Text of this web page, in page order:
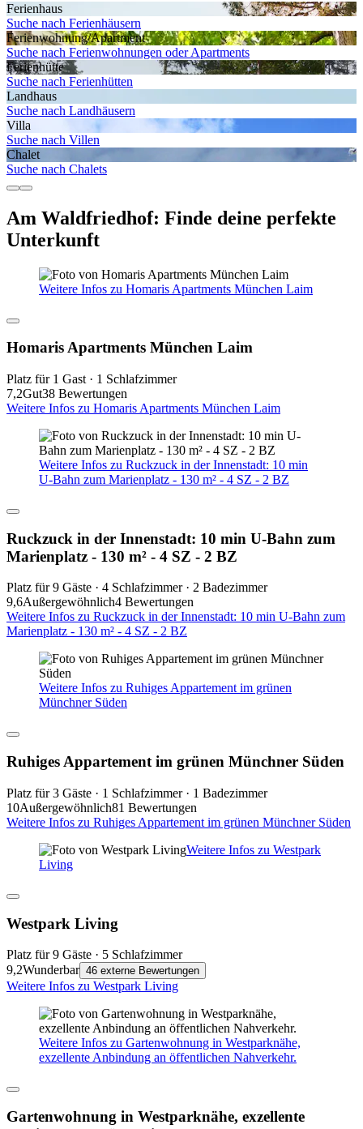
Ferienhaus
Suche nach Ferienhäusern
Ferienwohnung/Apartment
Suche nach Ferienwohnungen oder Apartments
Ferienhütte
Suche nach Ferienhütten
Landhaus
Suche nach Landhäusern
Villa
Suche nach Villen
Chalet
Suche nach Chalets
Am Waldfriedhof: Finde deine perfekte
Unterkunft
Weitere Infos zu Homaris Apartments München Laim
Homaris Apartments München Laim
Platz für 1 Gast · 1 Schlafzimmer
7,2Gut38 Bewertungen
Weitere Infos zu Homaris Apartments München Laim
Weitere Infos zu Ruckzuck in der Innenstadt: 10 min
U-Bahn zum Marienplatz - 130 m² - 4 SZ - 2 BZ
Ruckzuck in der Innenstadt: 10 min U-Bahn zum
Marienplatz - 130 m² - 4 SZ - 2 BZ
Platz für 9 Gäste · 4 Schlafzimmer · 2 Badezimmer
9,6Außergewöhnlich4 Bewertungen
Weitere Infos zu Ruckzuck in der Innenstadt: 10 min U-Bahn zum
Marienplatz - 130 m² - 4 SZ - 2 BZ
Weitere Infos zu Ruhiges Appartement im grünen
Münchner Süden
Ruhiges Appartement im grünen Münchner Süden
Platz für 3 Gäste · 1 Schlafzimmer · 1 Badezimmer
10Außergewöhnlich81 Bewertungen
Weitere Infos zu Ruhiges Appartement im grünen Münchner Süden
Weitere Infos zu Westpark
Living
Westpark Living
Platz für 9 Gäste · 5 Schlafzimmer
9,2Wunderbar 46 externe Bewertungen
Weitere Infos zu Westpark Living
Weitere Infos zu Gartenwohnung in Westparknähe,
exzellente Anbindung an öffentlichen Nahverkehr.
Gartenwohnung in Westparknähe, exzellente